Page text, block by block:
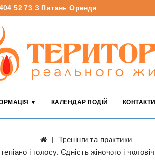
52 73 З Питань Оренди
▼ КАЛЕНДАР ПОДІЙ КОНТАКТИ
Тренінги та практики
і голосу. Єдність жіночого і